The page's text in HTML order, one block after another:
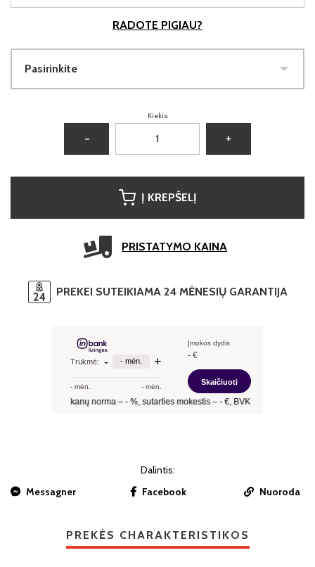
RADOTE PIGIAU?
Pasirinkite
Kiekis:
− +
Į KREPŠELĮ
PRISTATYMO KAINA
PREKEI SUTEIKIAMA 24 MĖNESIŲ GARANTIJA
Dalintis:
Messagner
Facebook Nuoroda
PREKĖS CHARAKTERISTIKOS